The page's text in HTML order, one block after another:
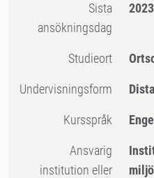
Sista
ansökningsdag
Studieort
Undervisningsform
Kursspråk
Ansvarig
institution eller
miljö